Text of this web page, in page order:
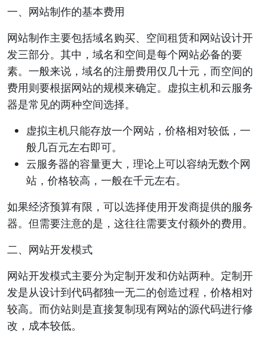
一、网站制作的基本费用
网站制作主要包括域名购买、空间租赁和网站设计开
发三部分。其中，域名和空间是每个网站必备的要
素。一般来说，域名的注册费用仅几十元，而空间的
费用则要根据网站的规模来确定。虚拟主机和云服务
器是常见的两种空间选择。
虚拟主机只能存放一个网站，价格相对较低，一
般几百元左右即可。
云服务器的容量更大，理论上可以容纳无数个网
站，价格较高，一般在千元左右。
如果经济预算有限，可以选择使用开发商提供的服务
器。但需要注意的是，这往往需要支付额外的费用。
二、网站开发模式
网站开发模式主要分为定制开发和仿站两种。定制开
发是从设计到代码都独一无二的创造过程，价格相对
较高。而仿站则是直接复制现有网站的源代码进行修
改，成本较低。